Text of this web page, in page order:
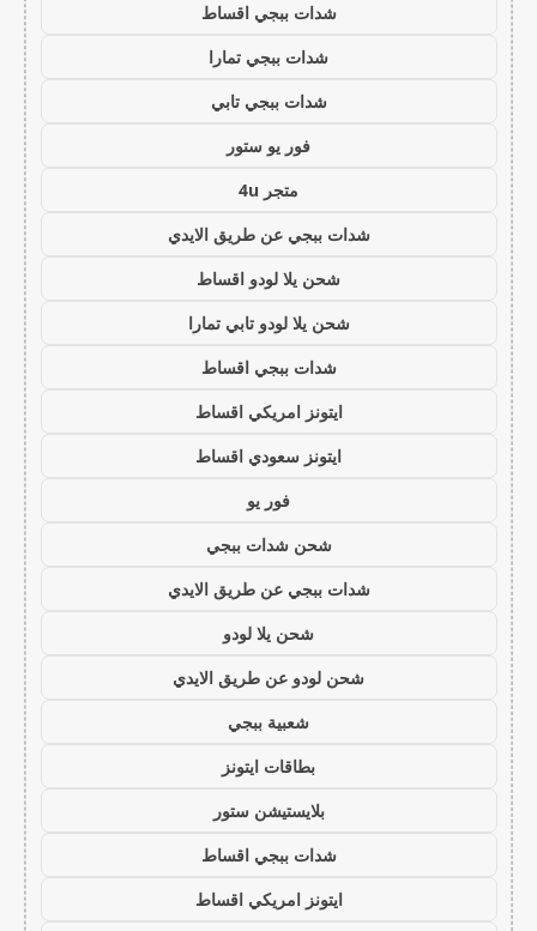
شدات ببجي اقساط
شدات ببجي تمارا
شدات ببجي تابي
فور يو ستور
متجر 4u
شدات ببجي عن طريق الايدي
شحن يلا لودو اقساط
شحن يلا لودو تابي تمارا
شدات ببجي اقساط
ايتونز امريكي اقساط
ايتونز سعودي اقساط
فور يو
شحن شدات ببجي
شدات ببجي عن طريق الايدي
شحن يلا لودو
شحن لودو عن طريق الايدي
شعبية ببجي
بطاقات ايتونز
بلايستيشن ستور
شدات ببجي اقساط
ايتونز امريكي اقساط